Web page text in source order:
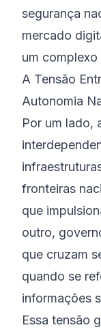
segurança
mercado
um
A Tensão
Autonomia
Por um lado,
fronteiras
que
outro,
que cruzam
quando se
informações
Essa tensão